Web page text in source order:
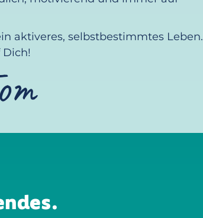
aktiveres, selbstbestimmtes Leben.
Dich!